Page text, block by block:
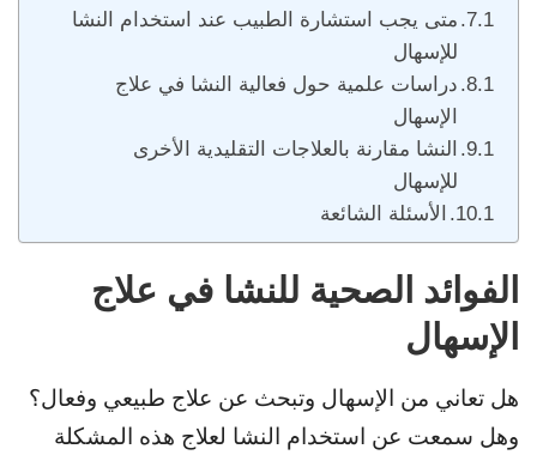
متى يجب استشارة الطبيب عند استخدام النشا
للإسهال
دراسات علمية حول فعالية النشا في علاج
الإسهال
النشا مقارنة بالعلاجات التقليدية الأخرى
للإسهال
الأسئلة الشائعة
الفوائد الصحية للنشا في علاج
الإسهال
هل تعاني من الإسهال وتبحث عن علاج طبيعي وفعال؟
وهل سمعت عن استخدام النشا لعلاج هذه المشكلة